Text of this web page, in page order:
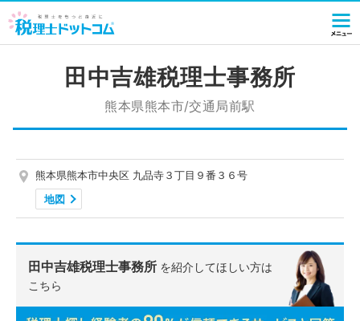
田中吉雄税理士事務所
熊本県熊本市/交通局前駅
熊本県熊本市中央区 九品寺３丁目９番３６号
地図
田中吉雄税理士事務所 を紹介してほしい方は
こちら